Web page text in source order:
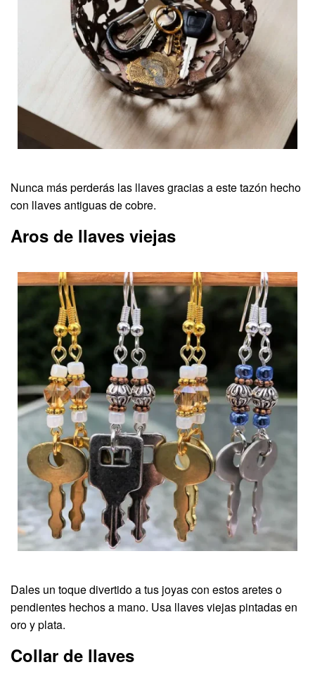
Nunca más perderás las llaves gracias a este tazón hecho
con llaves antiguas de cobre.
Aros de llaves viejas
Dales un toque divertido a tus joyas con estos aretes o
pendientes hechos a mano. Usa llaves viejas pintadas en
oro y plata.
Collar de llaves